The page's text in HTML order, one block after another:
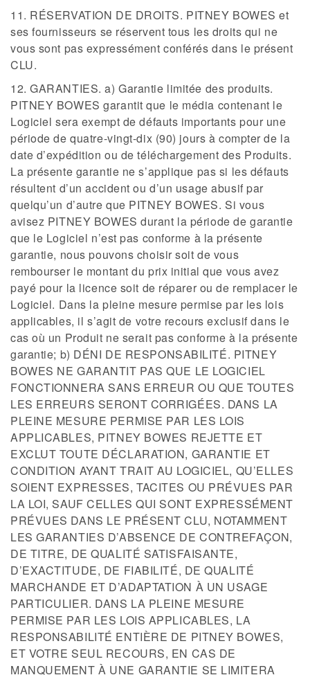
11. RÉSERVATION DE DROITS. PITNEY BOWES et
ses fournisseurs se réservent tous les droits qui ne
vous sont pas expressément conférés dans le présent
CLU.
12. GARANTIES. a) Garantie limitée des produits.
PITNEY BOWES garantit que le média contenant le
Logiciel sera exempt de défauts importants pour une
période de quatre-vingt-dix (90) jours à compter de la
date d’expédition ou de téléchargement des Produits.
La présente garantie ne s’applique pas si les défauts
résultent d’un accident ou d’un usage abusif par
quelqu’un d’autre que PITNEY BOWES. Si vous
avisez PITNEY BOWES durant la période de garantie
que le Logiciel n’est pas conforme à la présente
garantie, nous pouvons choisir soit de vous
rembourser le montant du prix initial que vous avez
payé pour la licence soit de réparer ou de remplacer le
Logiciel. Dans la pleine mesure permise par les lois
applicables, il s’agit de votre recours exclusif dans le
cas où un Produit ne serait pas conforme à la présente
garantie; b) DÉNI DE RESPONSABILITÉ. PITNEY
BOWES NE GARANTIT PAS QUE LE LOGICIEL
FONCTIONNERA SANS ERREUR OU QUE TOUTES
LES ERREURS SERONT CORRIGÉES. DANS LA
PLEINE MESURE PERMISE PAR LES LOIS
APPLICABLES, PITNEY BOWES REJETTE ET
EXCLUT TOUTE DÉCLARATION, GARANTIE ET
CONDITION AYANT TRAIT AU LOGICIEL, QU’ELLES
SOIENT EXPRESSES, TACITES OU PRÉVUES PAR
LA LOI, SAUF CELLES QUI SONT EXPRESSÉMENT
PRÉVUES DANS LE PRÉSENT CLU, NOTAMMENT
LES GARANTIES D’ABSENCE DE CONTREFAÇON,
DE TITRE, DE QUALITÉ SATISFAISANTE,
D’EXACTITUDE, DE FIABILITÉ, DE QUALITÉ
MARCHANDE ET D’ADAPTATION À UN USAGE
PARTICULIER. DANS LA PLEINE MESURE
PERMISE PAR LES LOIS APPLICABLES, LA
RESPONSABILITÉ ENTIÈRE DE PITNEY BOWES,
ET VOTRE SEUL RECOURS, EN CAS DE
MANQUEMENT À UNE GARANTIE SE LIMITERA